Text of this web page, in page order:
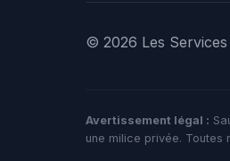
© 2026 Les
Avertissement légal :
une milice privée.